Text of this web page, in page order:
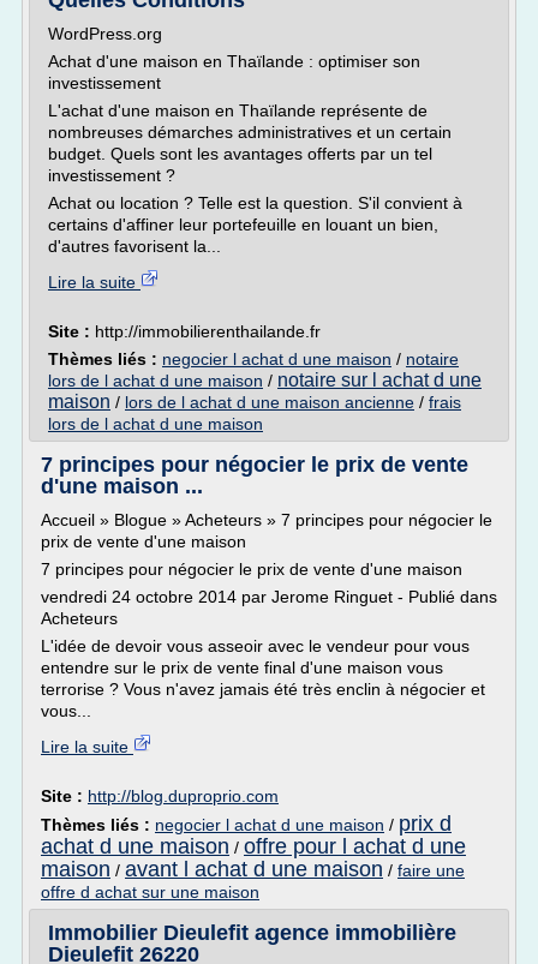
WordPress.org
Achat d'une maison en Thaïlande : optimiser son
investissement
L'achat d'une maison en Thaïlande représente de
nombreuses démarches administratives et un certain
budget. Quels sont les avantages offerts par un tel
investissement ?
Achat ou location ? Telle est la question. S'il convient à
certains d'affiner leur portefeuille en louant un bien,
d'autres favorisent la...
Lire la suite
Site : http://immobilierenthailande.fr
Thèmes liés : negocier l achat d une maison / notaire
lors de l achat d une maison / notaire sur l achat d une
maison / lors de l achat d une maison ancienne / frais
lors de l achat d une maison
7 principes pour négocier le prix de vente
d'une maison ...
Accueil » Blogue » Acheteurs » 7 principes pour négocier le
prix de vente d'une maison
7 principes pour négocier le prix de vente d'une maison
vendredi 24 octobre 2014 par Jerome Ringuet - Publié dans
Acheteurs
L'idée de devoir vous asseoir avec le vendeur pour vous
entendre sur le prix de vente final d'une maison vous
terrorise ? Vous n'avez jamais été très enclin à négocier et
vous...
Lire la suite
Site : http://blog.duproprio.com
Thèmes liés : negocier l achat d une maison / prix d
achat d une maison / offre pour l achat d une
maison / avant l achat d une maison / faire une
offre d achat sur une maison
Immobilier Dieulefit agence immobilière
Dieulefit 26220